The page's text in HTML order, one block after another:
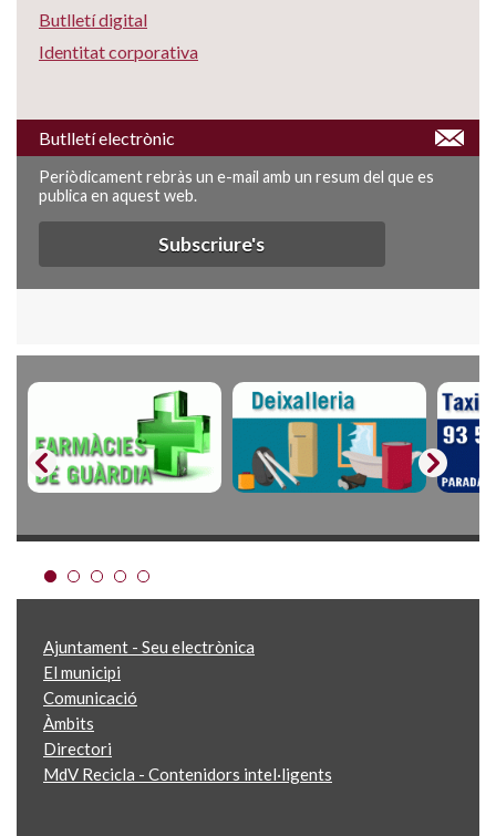
Butlletí digital
Identitat corporativa
Butlletí electrònic
Periòdicament rebràs un e-mail amb un resum del que es
publica en aquest web.
Subscriure's
Ajuntament - Seu electrònica
El municipi
Comunicació
Àmbits
Directori
MdV Recicla - Contenidors intel·ligents